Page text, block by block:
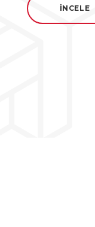
İNCELE